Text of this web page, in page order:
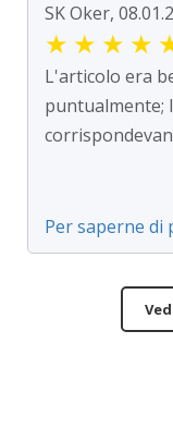
SK Oker,
★ ★ ★ ★
L'articolo era
puntualmente;
Per saperne di